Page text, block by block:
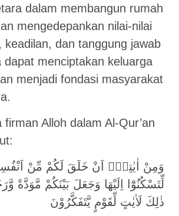
dalam membangun rumah
mengedepankan nilai-nilai
keadilan, dan tanggung jawab
dapat menciptakan keluarga
menjadi fondasi masyarakat
firman Alloh dalam Al-Qur’an
وَمِنْ اٰيٰتِهٖٓ اَنْ خَلَقَ لَكُمْ مِّنْ
لِّتَسْكُنُوْٓا اِلَيْهَا وَجَعَلَ بَيْنَكُمْ
ذٰلِكَ لَاٰيٰتٍ لِّقَوْمٍ يَّتَفَكَّرُوْنَ